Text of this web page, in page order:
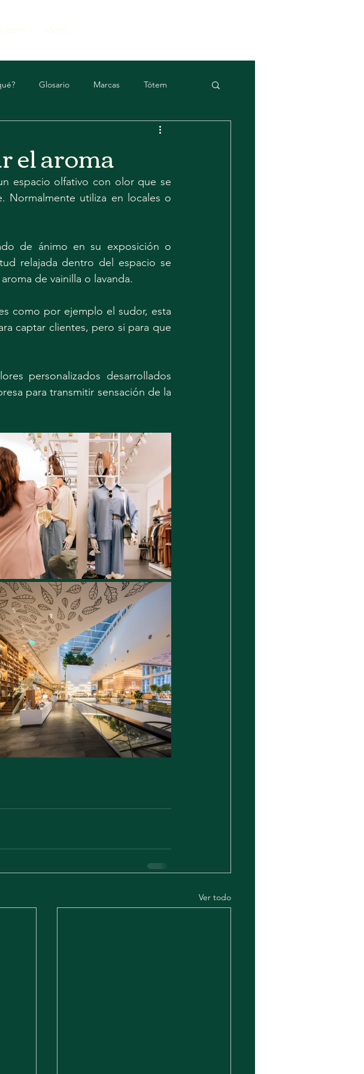
Glosario Marcas Tótem
el aroma
espacio olfativo con olor que se
Normalmente utiliza en locales o
de ánimo en su exposición o
relajada dentro del espacio se
de vainilla o lavanda.
como por ejemplo el sudor, esta
captar clientes, pero si para que
personalizados desarrollados
para transmitir sensación de la
Ver todo